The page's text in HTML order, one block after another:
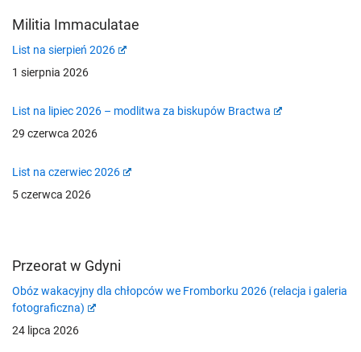
Militia Immaculatae
List na sierpień 2026
1 sierpnia 2026
List na lipiec 2026 – modlitwa za biskupów Bractwa
29 czerwca 2026
List na czerwiec 2026
5 czerwca 2026
Przeorat w Gdyni
Obóz wakacyjny dla chłopców we Fromborku 2026 (relacja i galeria
fotograficzna)
24 lipca 2026